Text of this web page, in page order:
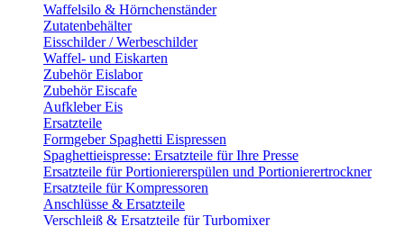
Waffelsilo & Hörnchenständer
Zutatenbehälter
Eisschilder / Werbeschilder
Waffel- und Eiskarten
Zubehör Eislabor
Zubehör Eiscafe
Aufkleber Eis
Ersatzteile
Formgeber Spaghetti Eispressen
Spaghettieispresse: Ersatzteile für Ihre Presse
Ersatzteile für Portioniererspülen und Portionierertrockner
Ersatzteile für Kompressoren
Anschlüsse & Ersatzteile
Verschleiß & Ersatzteile für Turbomixer